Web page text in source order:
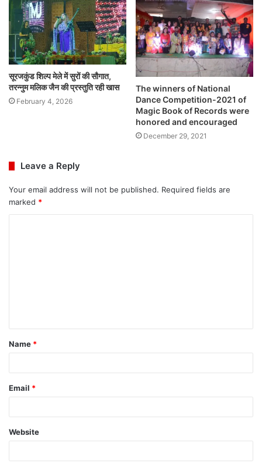
सूरजकुंड शिल्प मेले में सुरों की सौगात,
तरन्नुम मलिक जैन की प्रस्तुति रही खास
February 4, 2026
The winners of National
Dance Competition-2021 of
Magic Book of Records were
honored and encouraged
December 29, 2021
Leave a Reply
Your email address will not be published. Required fields are
marked *
t
*
Name *
Email *
Website